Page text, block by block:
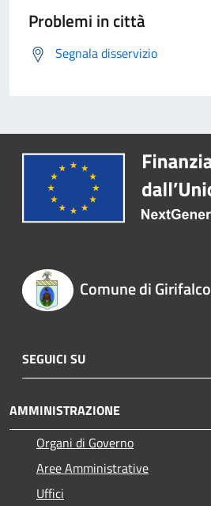
Problemi in città
Segnala disservizio
Comune di Girifalco
SEGUICI SU
AMMINISTRAZIONE
Organi di Governo
Aree Amministrative
Uffici